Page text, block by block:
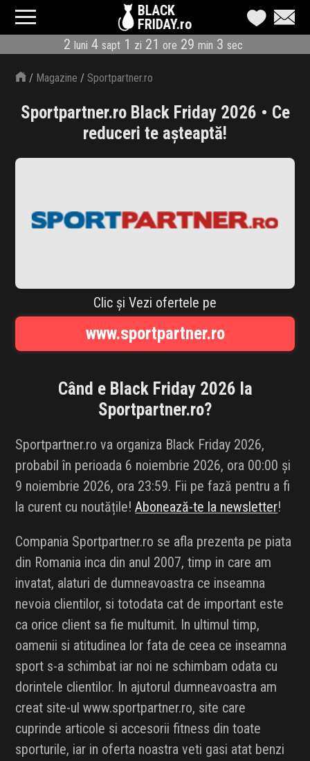
BLACK
FRIDAY.ro
2 luni 4 sapt 1 zi 21 ore 29 min 2 sec
CATEGORII
MAGAZINE
ÎNSCRIE MAGAZIN
LIVE BLOG
CODURI REDUCERE
ABONARE NEWSLETTER
INFLUENCER SQUAD
IDEI DE CADOURI
FAVORITE
/ Magazine / Sportpartner.ro
Sportpartner.ro Black Friday 2026 • Ce
reduceri te așteaptă!
Clic și Vezi ofertele pe
www.sportpartner.ro
Când e Black Friday 2026 la
Sportpartner.ro?
Sportpartner.ro va organiza Black Friday 2026,
probabil în perioada 6 noiembrie 2026, ora 00:00 și
9 noiembrie 2026, ora 23:59. Fii pe fază pentru a fi
la curent cu noutățile!Abonează-te la newsletter!
Compania Sportpartner.ro se afla prezenta pe piata
din Romania inca din anul 2007, timp in care am
invatat, alaturi de dumneavoastra ce inseamna
nevoia clientilor, si totodata cat de important este
ca orice client sa fie multumit. In ultimul timp,
oamenii si atitudinea lor fata de ceea ce inseamna
sport s-a schimbat iar noi ne schimbam odata cu
dorintele clientilor. In ajutorul dumneavoastra am
creat site-ul www.sportpartner.ro, site care
cuprinde articole si accesorii fitness din toate
sporturile, iar in oferta noastra veti gasi atat benzi